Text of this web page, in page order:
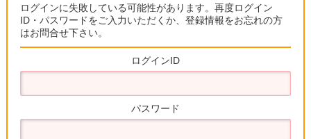
ログインに失敗している可能性があります。再度ログイン
ID・パスワードをご入力いただくか、登録情報をお忘れの方
はお問合せ下さい。
ログインID
パスワード